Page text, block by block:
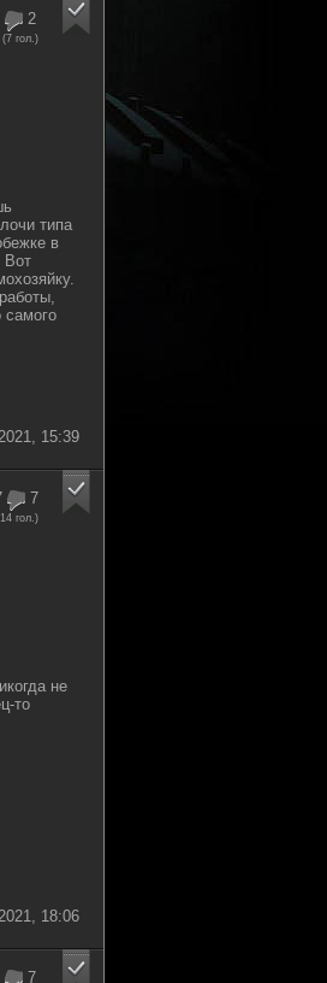
2
(7 гол.)
типа
в
Вот
самого
15:39
7
14 гол.)
не
то
18:06
7